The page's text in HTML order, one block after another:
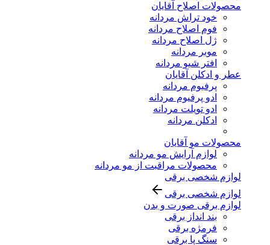
محصولات اصلاح آقایان
خود تراش مردانه
فوم اصلاح مردانه
ژل اصلاح مردانه
موبر مردانه
افتر شیو مردانه
عطر و ادکلن آقایان
پرفیوم مردانه
ادو پرفیوم مردانه
ادو تویلت مردانه
ادکلن مردانه
محصولات مو آقایان
لوازم آرایش مو مردانه
محصولات مراقبت از مو مردانه
لوازم شخصی برقی
لوازم شخصی برقی
لوازم برقی صورت و بدن
بند انداز برقی
فرمژه برقی
سنگ پا برقی